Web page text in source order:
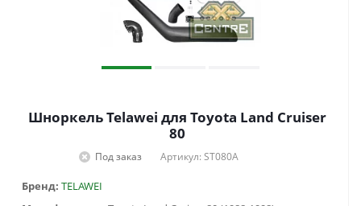
Шноркель Telawei для Toyota Land Cruiser
80
Под заказ Артикул: ST080A
Бренд: TELAWEI